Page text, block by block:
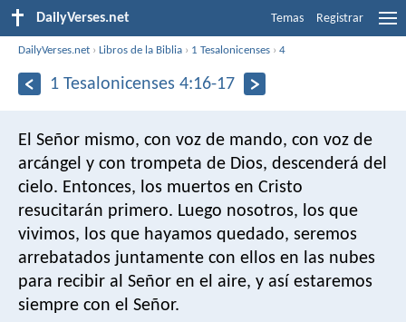
DailyVerses.net Temas Registrar
DailyVerses.net ›Libros de la Biblia › 1 Tesalonicenses ›4
1 Tesalonicenses 4:16-17
El Señor mismo, con voz de mando, con voz de
arcángel y con trompeta de Dios, descenderá del
cielo. Entonces, los muertos en Cristo
resucitarán primero. Luego nosotros, los que
vivimos, los que hayamos quedado, seremos
arrebatados juntamente con ellos en las nubes
para recibir al Señor en el aire, y así estaremos
siempre con el Señor.